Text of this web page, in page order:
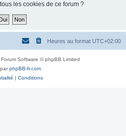
les cookies de ce forum ?
Heures au format UTC+02:00
Software © phpBB Limited
phpBB-fr.com
| Conditions